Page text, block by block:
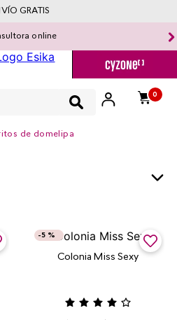
online
0
GRATIS
de domelipa
Colonia Miss Sexy
-5 %